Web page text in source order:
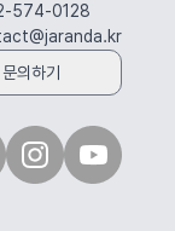
574-0128
의하기